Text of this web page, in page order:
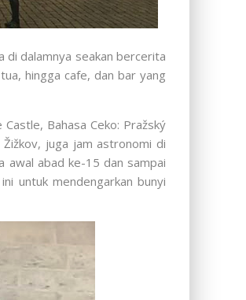
di dalamnya seakan bercerita
hingga cafe, dan bar yang
Bahasa Ceko: Pražský
juga jam astronomi di
awal abad ke-15 dan sampai
untuk mendengarkan bunyi